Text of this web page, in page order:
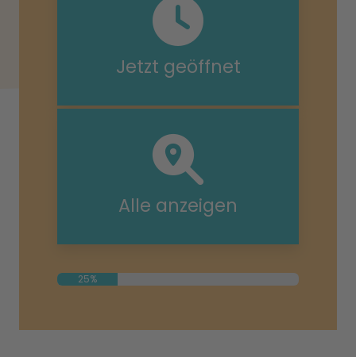
Jetzt geöffnet
Alle anzeigen
25%